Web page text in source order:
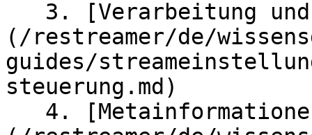
(/restreamer/de/
guides/
steuerung.md)